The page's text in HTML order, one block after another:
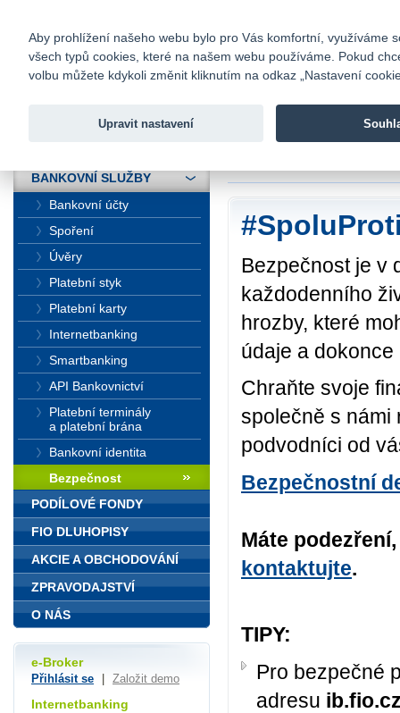
Fio banka
Fio banka
Bezpečnost je v
každodenního
hrozby, které
údaje a dokonce
Chraňte svoje
společně s námi
podvodníci od
Bezpečnostní
Máte
kontaktujte.
TIPY:
Pro bezpečné
adresu
BANKOVNÍ SLUŽBY
Bankovní účty
Spoření
Úvěry
Platební styk
Platební karty
Internetbanking
Smartbanking
API Bankovnictví
Platební terminály
a platební brána
Bankovní identita
Bezpečnost
PODÍLOVÉ FONDY
FIO DLUHOPISY
AKCIE A OBCHODOVÁNÍ
ZPRAVODAJSTVÍ
O NÁS
e-Broker
Přihlásit se Založit demo
Internetbanking
Aby prohlížení našeho webu bylo pro Vás komfortní, využíváme
všech typů cookies, které na našem webu používáme. Pokud
volbu můžete kdykoli změnit kliknutím na odkaz „Nastavení
Upravit nastavení